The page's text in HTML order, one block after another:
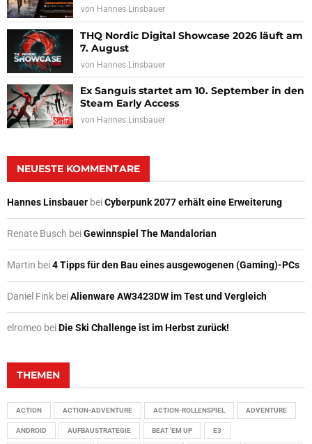
von Hannes Linsbauer
THQ Nordic Digital Showcase 2026 läuft am
7. August
von Hannes Linsbauer
Ex Sanguis startet am 10. September in den
Steam Early Access
von Hannes Linsbauer
NEUESTE KOMMENTARE
Hannes Linsbauer beiCyberpunk 2077 erhält eine Erweiterung
Renate Busch beiGewinnspiel The Mandalorian
Martin bei4 Tipps für den Bau eines ausgewogenen (Gaming)-PCs
Daniel Fink beiAlienware AW3423DW im Test und Vergleich
elromeo beiDie Ski Challenge ist im Herbst zurück!
THEMEN
ACTION ACTION-ADVENTURE ACTION-ROLLENSPIEL ADVENTURE
ANDROID AUFBAUSTRATEGIE BEAT 'EM UP E3